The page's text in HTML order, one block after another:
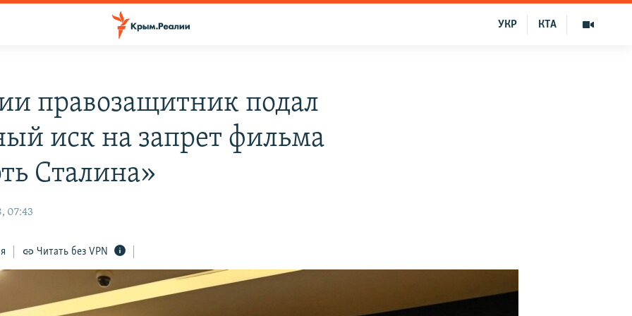
КТА
УКР
правозащитник подал
иск на запрет фильма
Сталина»
07:43
Читать без VPN